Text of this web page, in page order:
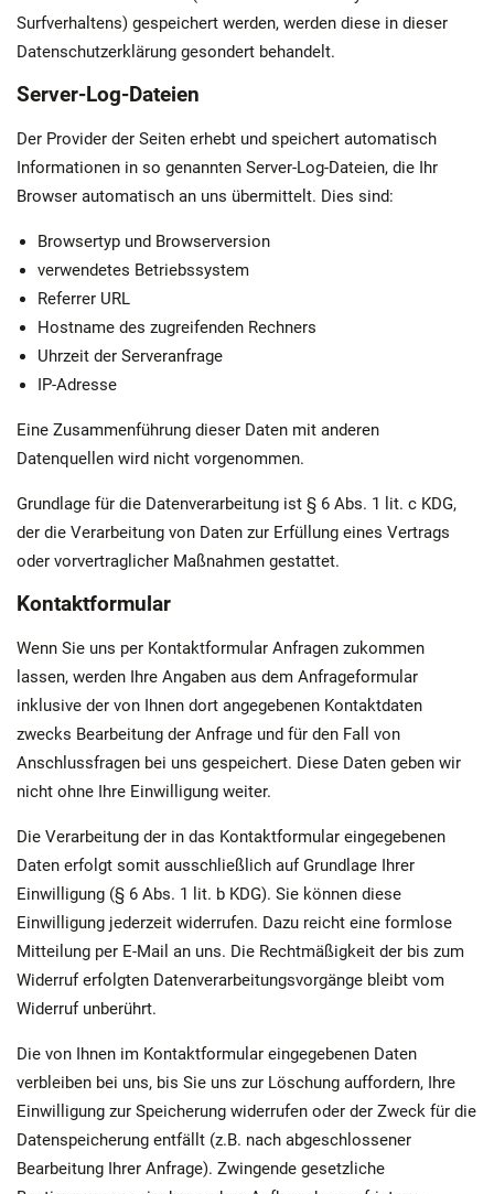
Surfverhaltens) gespeichert werden, werden diese in dieser
Datenschutzerklärung gesondert behandelt.
Server-Log-Dateien
Der Provider der Seiten erhebt und speichert automatisch
Informationen in so genannten Server-Log-Dateien, die Ihr
Browser automatisch an uns übermittelt. Dies sind:
Browsertyp und Browserversion
verwendetes Betriebssystem
Referrer URL
Hostname des zugreifenden Rechners
Uhrzeit der Serveranfrage
IP-Adresse
Eine Zusammenführung dieser Daten mit anderen
Datenquellen wird nicht vorgenommen.
Grundlage für die Datenverarbeitung ist § 6 Abs. 1 lit. c KDG,
der die Verarbeitung von Daten zur Erfüllung eines Vertrags
oder vorvertraglicher Maßnahmen gestattet.
Kontaktformular
Wenn Sie uns per Kontaktformular Anfragen zukommen
lassen, werden Ihre Angaben aus dem Anfrageformular
inklusive der von Ihnen dort angegebenen Kontaktdaten
zwecks Bearbeitung der Anfrage und für den Fall von
Anschlussfragen bei uns gespeichert. Diese Daten geben wir
nicht ohne Ihre Einwilligung weiter.
Die Verarbeitung der in das Kontaktformular eingegebenen
Daten erfolgt somit ausschließlich auf Grundlage Ihrer
Einwilligung (§ 6 Abs. 1 lit. b KDG). Sie können diese
Einwilligung jederzeit widerrufen. Dazu reicht eine formlose
Mitteilung per E-Mail an uns. Die Rechtmäßigkeit der bis zum
Widerruf erfolgten Datenverarbeitungsvorgänge bleibt vom
Widerruf unberührt.
Die von Ihnen im Kontaktformular eingegebenen Daten
verbleiben bei uns, bis Sie uns zur Löschung auffordern, Ihre
Einwilligung zur Speicherung widerrufen oder der Zweck für die
Datenspeicherung entfällt (z.B. nach abgeschlossener
Bearbeitung Ihrer Anfrage). Zwingende gesetzliche